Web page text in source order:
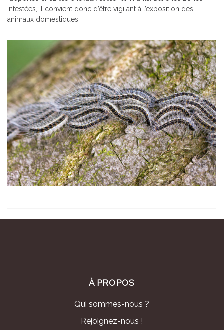
infestées, il convient donc d’être vigilant à l’exposition des
animaux domestiques.
À PROPOS
Qui sommes-nous ?
Rejoignez-nous !